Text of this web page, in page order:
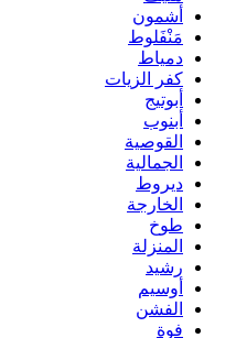
أشمون
مَنْفَلوط
دمياط
كفر الزيات
أبوتيج
أبنوب
القوصية
الجمالية
ديروط
الخارجة
طوخ
المنزلة
رشيد
أوسيم
الفشن
فوة